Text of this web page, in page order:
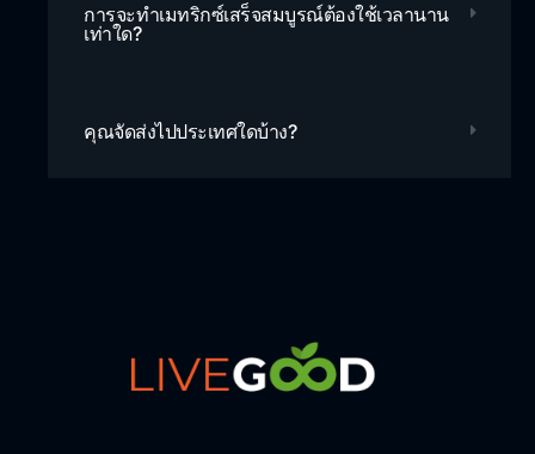
การจะทำเมทริกซ์เสร็จสมบูรณ์ต้องใช้เวลานาน
เท่าใด?
คุณจัดส่งไปประเทศใดบ้าง?